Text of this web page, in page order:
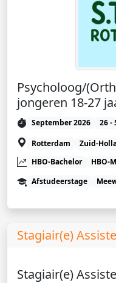
Psycholoog/
jongeren 18-27
September 2026 26 -
Rotterdam
Zuid-
HBO-Bachelor
HBO-
Afstudeerstage
Stagiair(e)
Stagiair(e)